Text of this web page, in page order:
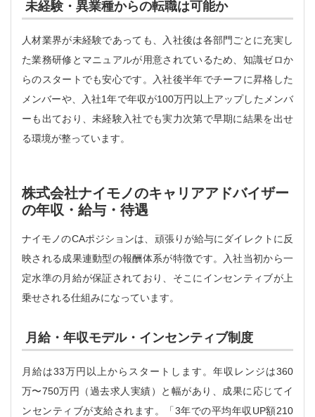
未経験・異業種からの転職は可能か
人材業界が未経験であっても、入社後は各部門ごとに充実し
た業務研修とマニュアルが用意されているため、知識ゼロか
らのスタートでも安心です。入社後半年でチーフに昇格した
メンバーや、入社1年で年収が100万円以上アップしたメンバ
ーも出ており、未経験入社でも実力次第で早期に結果を出せ
る環境が整っています。
株式会社ナイモノのキャリアアドバイザー
の年収・給与・待遇
ナイモノのCAポジションは、頑張りが給与にダイレクトに反
映される成果連動型の報酬体系が特徴です。入社当初から一
定水準の月給が保証されており、そこにインセンティブが上
乗せされる仕組みになっています。
月給・年収モデル・インセンティブ制度
月給は33万円以上からスタートします。年収レンジは360
万〜750万円（過去求人実績）と幅があり、成果に応じてイ
ンセンティブが支給されます。「3年での平均年収UP額210